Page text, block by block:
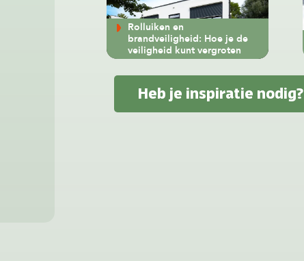
Rolluiken en
brandveiligheid: Hoe je de
veiligheid kunt vergroten
Heb je inspiratie nodig?